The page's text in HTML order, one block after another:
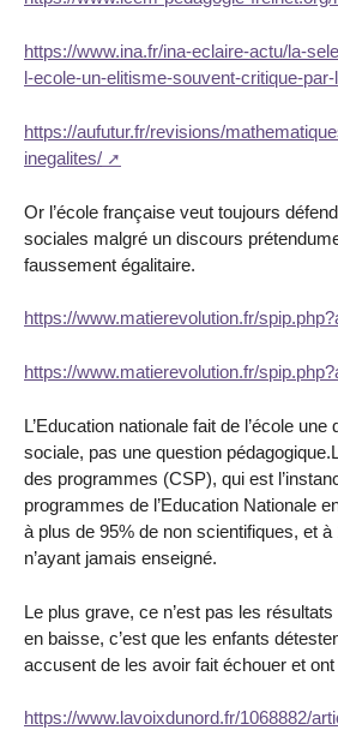
https://www.ina.fr/ina-eclaire-actu/la-
l-ecole-un-elitisme-souvent-critique-
https://aufutur.fr/revisions/
inegalites/
Or l’école française veut toujours
sociales malgré un discours
faussement égalitaire.
https://www.matierevolution.fr/
https://www.matierevolution.fr/
L’Education nationale fait de l’école
sociale, pas une question
des programmes (CSP), qui est
programmes de l’Education Nationale
à plus de 95% de non scientifiques, et
n’ayant jamais enseigné.
Le plus grave, ce n’est pas les
en baisse, c’est que les enfants
accusent de les avoir fait échouer et
https://www.lavoixdunord.fr/1068882/